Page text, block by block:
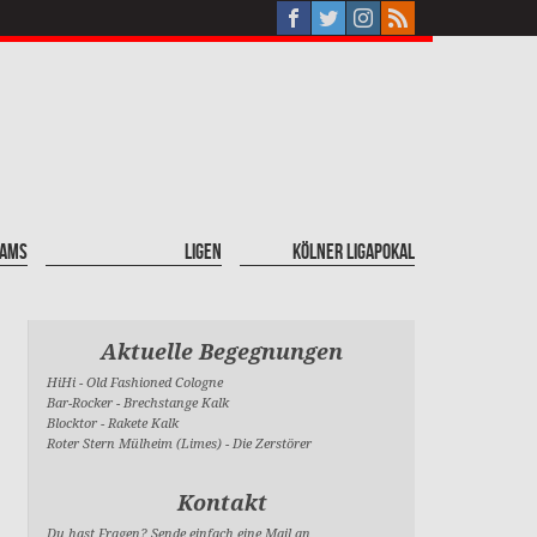
Ligen Kölner Ligapokal
Aktuelle Begegnungen
HiHi-Old Fashioned Cologne
Bar-Rocker-Brechstange Kalk
Blocktor-Rakete Kalk
Roter Stern Mülheim (Limes)-Die Zerstörer
Kontakt
Du hast Fragen? Sende einfach eine Mail an